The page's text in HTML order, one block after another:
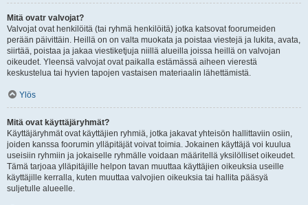
Mitä ovatr valvojat?
Valvojat ovat henkilöitä (tai ryhmä henkilöitä) jotka katsovat foorumeiden
perään päivittäin. Heillä on on valta muokata ja poistaa viestejä ja lukita, avata,
siirtää, poistaa ja jakaa viestiketjuja niillä alueilla joissa heillä on valvojan
oikeudet. Yleensä valvojat ovat paikalla estämässä aiheen vierestä
keskustelua tai hyvien tapojen vastaisen materiaalin lähettämistä.
Ylös
Mitä ovat käyttäjäryhmät?
Käyttäjäryhmät ovat käyttäjien ryhmiä, jotka jakavat yhteisön hallittaviin osiin,
joiden kanssa foorumin ylläpitäjät voivat toimia. Jokainen käyttäjä voi kuulua
useisiin ryhmiin ja jokaiselle ryhmälle voidaan määritellä yksilölliset oikeudet.
Tämä tarjoaa ylläpitäjille helpon tavan muuttaa käyttäjien oikeuksia useille
käyttäjille kerralla, kuten muuttaa valvojien oikeuksia tai hallita pääsyä
suljetulle alueelle.